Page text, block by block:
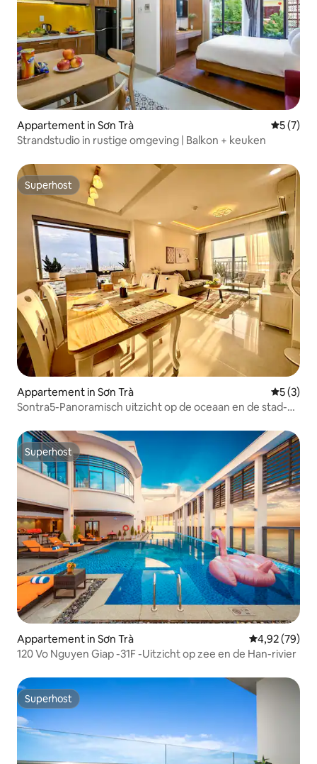
Appartement in Sơn Trà
5 (7)
Strandstudio in rustige omgeving | Balkon + keuken
Superhost
Superhost
Appartement in Sơn Trà
5 (3)
Sontra5-Panoramisch uitzicht op de oceaan en de stad-
Superhost
Superhost
Appartement in Sơn Trà Gemiddelde
4,92 (79)
120 Vo Nguyen Giap -31F -Uitzicht op zee en de Han-rivier
Superhost
Superhost